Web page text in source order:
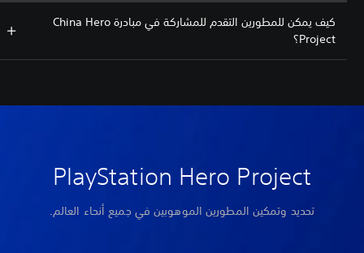
كيف يمكن للمطورين التقدم للمشاركة في مبادرة China Hero
Project؟
PlayStation Hero Project
تحديد وتمكين المطورين الموهوبين في جميع أنحاء العالم.